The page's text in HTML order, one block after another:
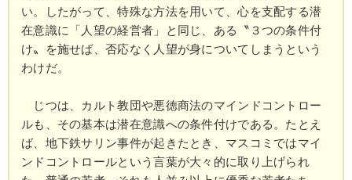
い。したがって、特殊な方法を用いて、心を支配する潜
在意識に「人望の経営者」と同じ、ある〝３つの条件付
け〟を施せば、否応なく人望が身についてしまうという
わけだ。
じつは、カルト教団や悪徳商法のマインドコントロー
ルも、その基本は潜在意識への条件付けである。たとえ
ば、地下鉄サリン事件が起きたとき、マスコミではマイ
ンドコントロールという言葉が大々的に取り上げられ